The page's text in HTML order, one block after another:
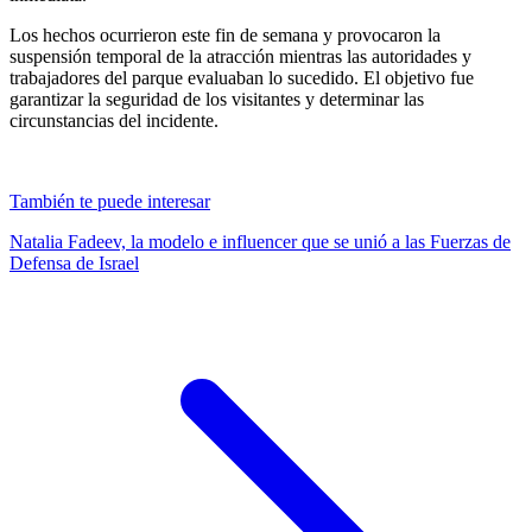
Los hechos ocurrieron este fin de semana y provocaron la
suspensión temporal de la atracción mientras las autoridades y
trabajadores del parque evaluaban lo sucedido. El objetivo fue
garantizar la seguridad de los visitantes y determinar las
circunstancias del incidente.
También te puede interesar
Natalia Fadeev, la modelo e influencer que se unió a las Fuerzas de
Defensa de Israel